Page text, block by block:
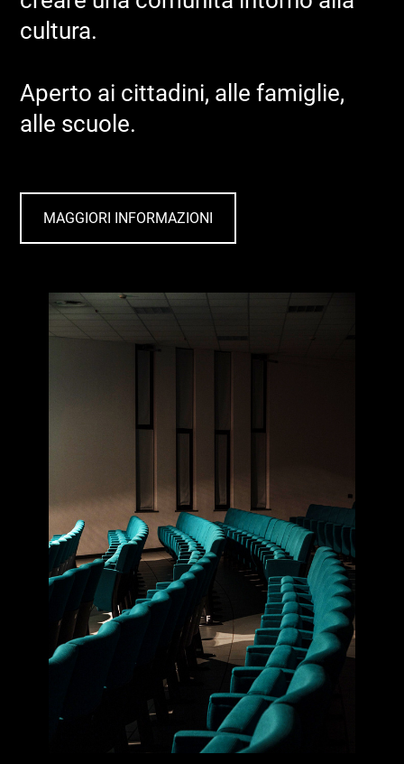
cultura.
Aperto ai cittadini, alle famiglie,
alle scuole.
MAGGIORI INFORMAZIONI